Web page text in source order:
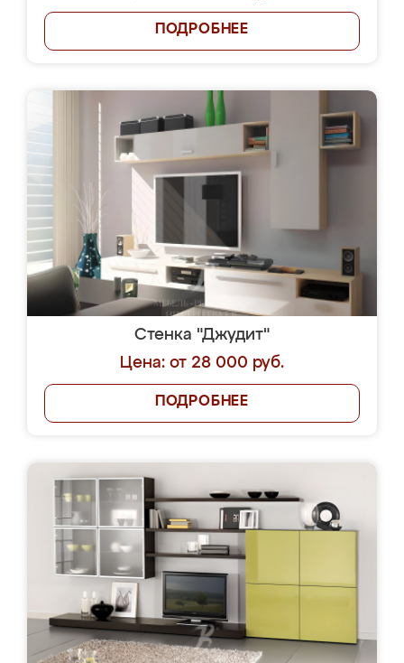
ПОДРОБНЕЕ
Стенка "Джудит"
Цена: от 28 000 руб.
ПОДРОБНЕЕ